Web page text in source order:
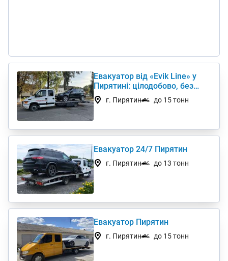
Евакуатор від «Evik Line» у
Пирятині: цілодобово, без
вихідних
г. Пирятин до 15 тонн
Евакуатор 24/7 Пирятин
г. Пирятин до 13 тонн
Евакуатор Пирятин
г. Пирятин до 15 тонн